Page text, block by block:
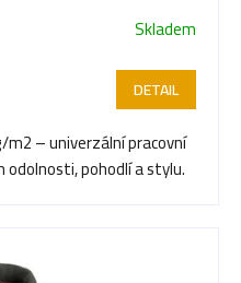
Skladem
DETAIL
m2 – univerzální pracovní
pohodlí a stylu.